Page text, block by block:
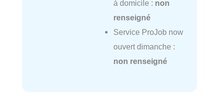
à domicile : non
renseigné
Service ProJob now
ouvert dimanche :
non renseigné